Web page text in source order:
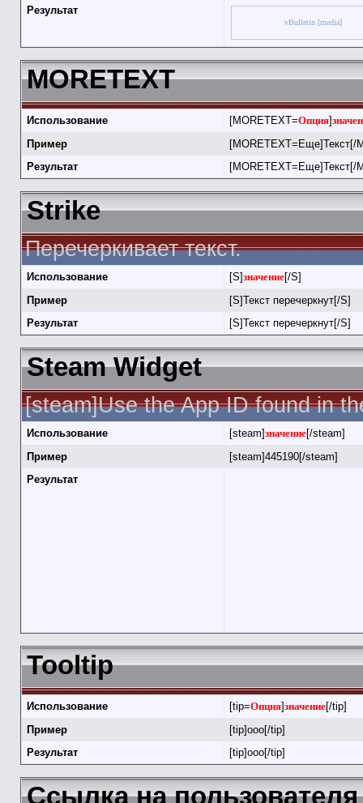
Результат
vBulletin [media]
MORETEXT
Использование [MORETEXT=Опция]
Пример
[MORETEXT=Еще]Текст[/
Результат
[MORETEXT=Еще]Текст[/
Strike
Перечеркивает текст.
Использование [S]значение[/S]
Пример
[S]Текст перечеркнут[/S]
Результат
[S]Текст перечеркнут[/S]
Steam Widget
[steam]Use the App ID found in
Использование [steam]значение[/steam]
Пример
[steam]445190[/steam]
Результат
Tooltip
Использование [tip=Опция]значение[/tip]
Пример
[tip]ооо[/tip]
Результат
[tip]ооо[/tip]
Ссылка на пользователя